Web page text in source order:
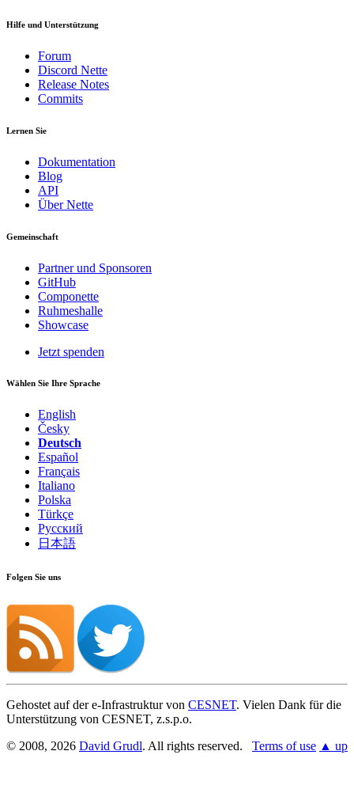
Hilfe und Unterstützung
Forum
Discord Nette
Release Notes
Commits
Lernen Sie
Dokumentation
Blog
API
Über Nette
Gemeinschaft
Partner und Sponsoren
GitHub
Componette
Ruhmeshalle
Showcase
Jetzt spenden
Wählen Sie Ihre Sprache
English
Česky
Deutsch
Español
Français
Italiano
Polska
Türkçe
Русский
日本語
Folgen Sie uns
Gehostet auf der e-Infrastruktur von CESNET. Vielen Dank für die
Unterstützung von CESNET, z.s.p.o.
© 2008, 2026 David Grudl. All rights reserved. Terms of use ▲ up